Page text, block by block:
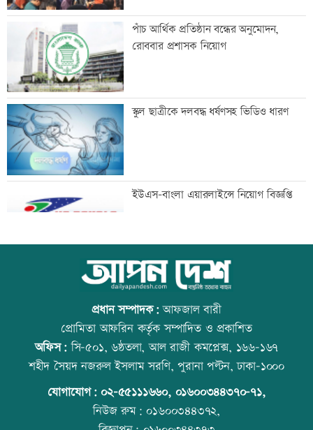
ইরানের নিরাপত্তা কাঠামোয় বড় পরিবর্তন,
শীর্ষ পদে রেজায়ি
কোন বোর্ডে পাসের হার ও জিপিএ-৫ কত?
প্রধানমন্ত্রীর সঙ্গে বৈঠকে ভারতীয়
হাইকমিশনার
মৃত্যুদণ্ড থেকে খালাস চেয়ে মাওলানা
আযাদের আপিল
এসএসসিতে ৬৬৯ শিক্ষাপ্রতিষ্ঠানে শতভাগ
পাস
পাঁচ আর্থিক প্রতিষ্ঠান বন্ধের অনুমোদন,
রোববার প্রশাসক নিয়োগ
স্কুল ছাত্রীকে দলবদ্ধ ধর্ষণসহ ভিডিও ধারণ
ইউএস-বাংলা এয়ারলাইন্সে নিয়োগ বিজ্ঞপ্তি
আজ স্বর্ণ-রুপা যে দামে বিক্রি হচ্ছে
রাজধানীতে ট্রেনের ধাক্কায় শিক্ষার্থীসহ নিহত
প্রধান সম্পাদক:আফজাল বারী
প্রোমিতা আফরিন কর্তৃক সম্পাদিত ও প্রকাশিত
অফিস:সি-৫০১, ৬ষ্ঠতলা, আল রাজী কমপ্লেক্স, ১৬৬-১৬৭
শহীদ সৈয়দ নজরুল ইসলাম সরণি, পুরানা পল্টন, ঢাকা-১০০০
যোগাযোগ: ০২-৫৫১১১৬৬০, ০১৬০০৩৪৪৩৭০-৭১,
নিউজ রুম:০১৬০০৩৪৪৩৭২,